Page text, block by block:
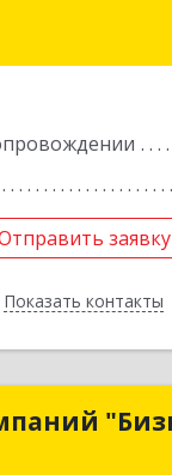
заявку
Показать контакты
обл,
заявку
Назад